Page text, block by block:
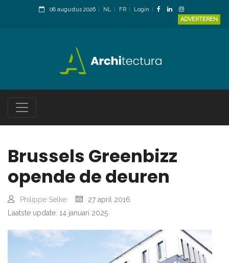
08 augustus 2026 NL FR
Login
ADVERTEREN
Brussels Greenbizz
opende de deuren
Philippe Selke
27 april 2016
Laatste update: 14 januari 2025